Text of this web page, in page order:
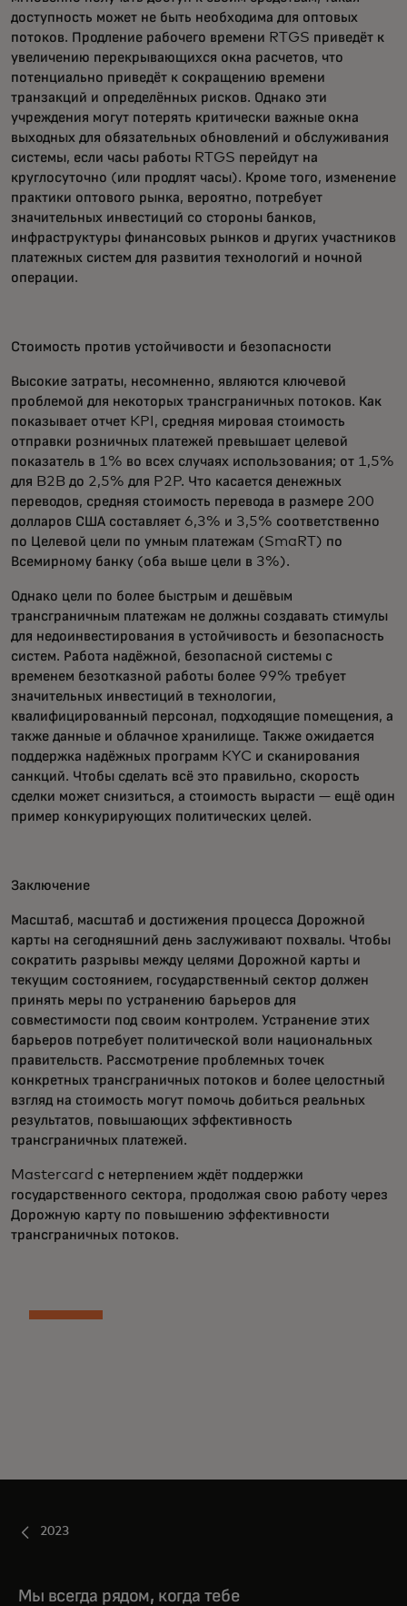
доступность может не быть необходима для оптовых
потоков. Продление рабочего времени RTGS приведёт к
увеличению перекрывающихся окна расчетов, что
потенциально приведёт к сокращению времени
транзакций и определённых рисков. Однако эти
учреждения могут потерять критически важные окна
выходных для обязательных обновлений и обслуживания
системы, если часы работы RTGS перейдут на
круглосуточно (или продлят часы). Кроме того, изменение
практики оптового рынка, вероятно, потребует
значительных инвестиций со стороны банков,
инфраструктуры финансовых рынков и других участников
платежных систем для развития технологий и ночной
операции.
Стоимость против устойчивости и безопасности
Высокие затраты, несомненно, являются ключевой
проблемой для некоторых трансграничных потоков. Как
показывает отчет KPI, средняя мировая стоимость
отправки розничных платежей превышает целевой
показатель в 1% во всех случаях использования; от 1,5%
для B2B до 2,5% для P2P. Что касается денежных
переводов, средняя стоимость перевода в размере 200
долларов США составляет 6,3% и 3,5% соответственно
по Целевой цели по умным платежам (SmaRT) по
Всемирному банку (оба выше цели в 3%).
Однако цели по более быстрым и дешёвым
трансграничным платежам не должны создавать стимулы
для недоинвестирования в устойчивость и безопасность
систем. Работа надёжной, безопасной системы с
временем безотказной работы более 99% требует
значительных инвестиций в технологии,
квалифицированный персонал, подходящие помещения, а
также данные и облачное хранилище. Также ожидается
поддержка надёжных программ KYC и сканирования
санкций. Чтобы сделать всё это правильно, скорость
сделки может снизиться, а стоимость вырасти — ещё один
пример конкурирующих политических целей.
Заключение
Масштаб, масштаб и достижения процесса Дорожной
карты на сегодняшний день заслуживают похвалы. Чтобы
сократить разрывы между целями Дорожной карты и
текущим состоянием, государственный сектор должен
принять меры по устранению барьеров для
совместимости под своим контролем. Устранение этих
барьеров потребует политической воли национальных
правительств. Рассмотрение проблемных точек
конкретных трансграничных потоков и более целостный
взгляд на стоимость могут помочь добиться реальных
результатов, повышающих эффективность
трансграничных платежей.
Mastercard с нетерпением ждёт поддержки
государственного сектора, продолжая свою работу через
Дорожную карту по повышению эффективности
трансграничных потоков.
2023
Мы всегда рядом, когда тебе